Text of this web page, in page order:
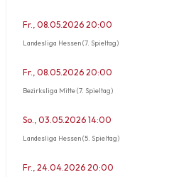
Fr., 08.05.2026 20:00
Landesliga Hessen (7. Spieltag)
Fr., 08.05.2026 20:00
Bezirksliga Mitte (7. Spieltag)
So., 03.05.2026 14:00
Landesliga Hessen (5. Spieltag)
Fr., 24.04.2026 20:00